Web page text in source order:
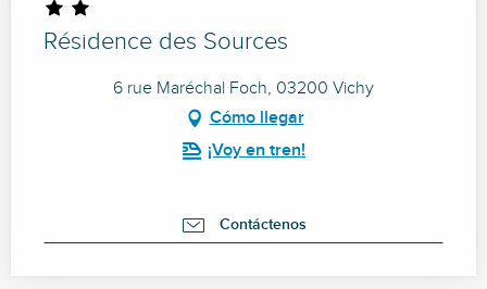
Résidence des Sources
6 rue Maréchal Foch, 03200 Vichy
Cómo llegar
¡Voy en tren!
Contáctenos